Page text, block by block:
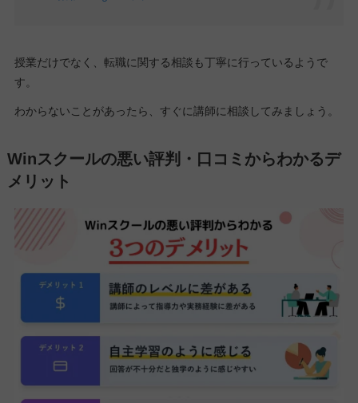
授業だけでなく、転職に関する相談も丁寧に行っているようで
す。
わからないことがあったら、すぐに講師に相談してみましょう。
Winスクールの悪い評判・口コミからわかるデ
メリット